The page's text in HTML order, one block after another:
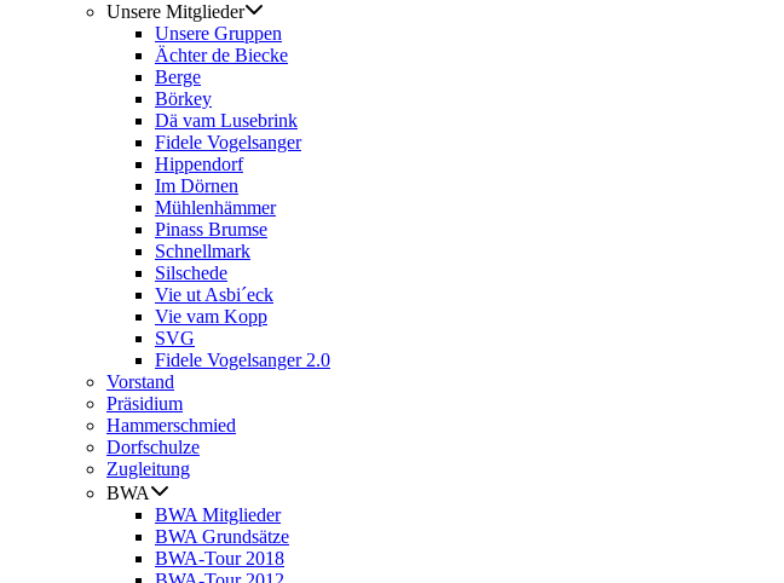
Unsere Mitglieder
Unsere Gruppen
Ächter de Biecke
Berge
Börkey
Dä vam Lusebrink
Fidele Vogelsanger
Hippendorf
Im Dörnen
Mühlenhämmer
Pinass Brumse
Schnellmark
Silschede
Vie ut Asbi´eck
Vie vam Kopp
SVG
Fidele Vogelsanger 2.0
Vorstand
Präsidium
Hammerschmied
Dorfschulze
Zugleitung
BWA
BWA Mitglieder
BWA Grundsätze
BWA-Tour 2018